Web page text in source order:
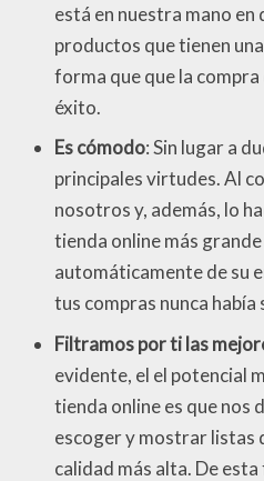
está en nuestra mano
productos que tienen
forma que que la compra
éxito.
Es cómodo: Sin lugar a
principales virtudes. Al
nosotros y, además, lo
tienda online más
automáticamente de su
tus compras nunca había
Filtramos por ti las
evidente, el el potencial
tienda online es que nos
escoger y mostrar listas
calidad más alta. De